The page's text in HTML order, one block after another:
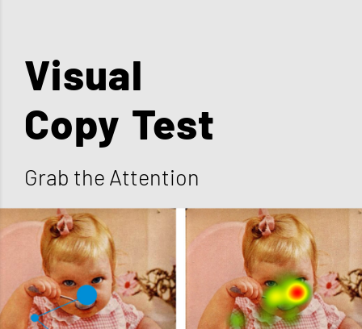
Visual
Copy Test
Grab the Attention